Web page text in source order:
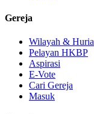
Gereja
Wilayah & Huria
Pelayan HKBP
Aspirasi
E-Vote
Cari Gereja
Masuk